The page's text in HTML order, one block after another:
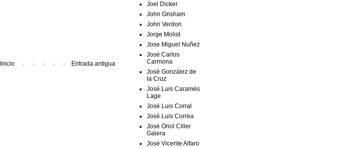
Entrada antigua
Inicio
Joel Dicker
John Grisham
John Verdon
Jorge Molist
Jose Miguel Nuñez
José Carlos
Carmona
José González de
la Cruz
José Luis Caramés
Lage
José Luis Corral
José Luis Correa
José Oriol Ciller
Galera
José Vicente Alfaro